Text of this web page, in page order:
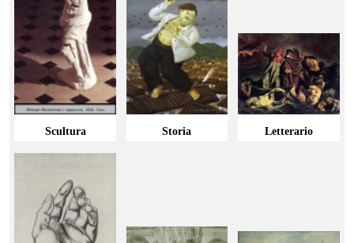
Scultura Storia Letterario